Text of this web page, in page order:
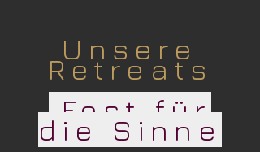
Unsere
Retreats
Fest für
die Sinne